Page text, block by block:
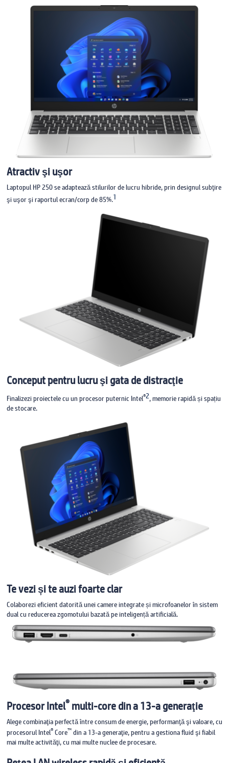
Atractiv şi uşor
Laptopul HP 250 se adaptează stilurilor de lucru hibride, prin designul subţire
şi uşor şi raportul ecran/corp de 85%.1
Conceput pentru lucru şi gata de distracţie
Finalizezi proiectele cu un procesor puternic Intel®2, memorie rapidă și spațiu
de stocare.
Te vezi și te auzi foarte clar
Colaborezi eficient datorită unei camere integrate și microfoanelor în sistem
dual cu reducerea zgomotului bazată pe inteligență artificială.
Procesor Intel® multi-core din a 13-a generaţie
Alege combinaţia perfectă între consum de energie, performanţă şi valoare, cu
procesorul Intel®Core™din a 13-a generaţie, pentru a gestiona fluid şi fiabil
mai multe activităţi, cu mai multe nuclee de procesare.